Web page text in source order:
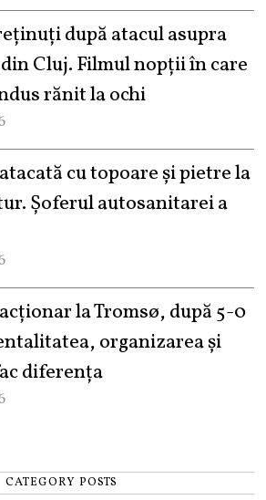
după atacul asupra
Cluj. Filmul nopții în care
rănit la ochi
cu topoare și pietre la
Șoferul autosanitarei a
la Tromsø, după 5-0
organizarea și
diferența
CATEGORY POSTS